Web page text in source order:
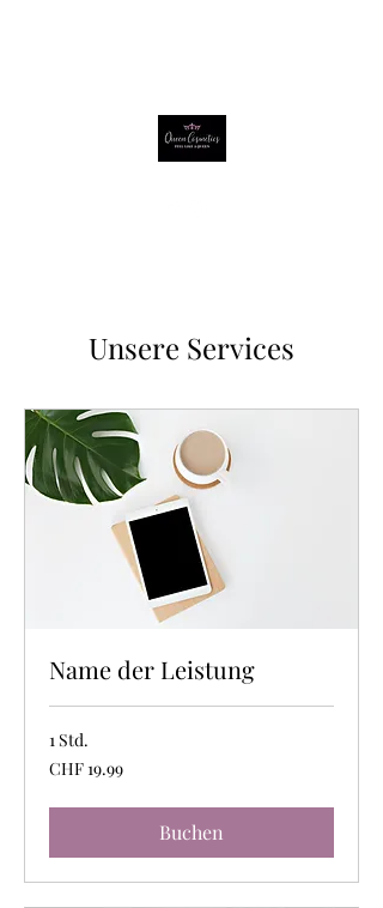
Unsere Services
Name der Leistung
1 Std.
19.99
Schweizer
CHF 19.99
Buchen